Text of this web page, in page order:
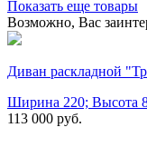
Показать еще товары
Возможно, Вас
Диван раскладной
Ширина 220; Высота
113 000 руб.